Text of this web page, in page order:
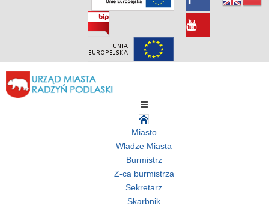
Miasto
Władze Miasta
Burmistrz
Z-ca burmistrza
Sekretarz
Skarbnik